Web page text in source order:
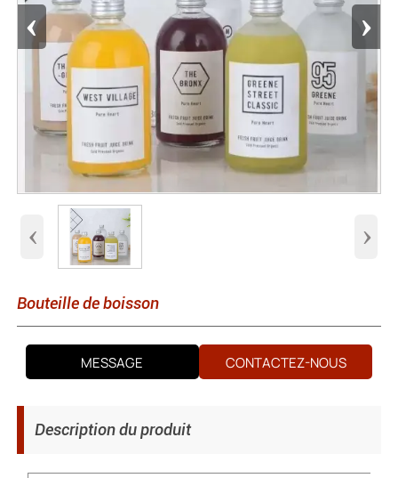
‹ ›
‹ ›
Bouteille de boisson
MESSAGE CONTACTEZ-NOUS
Description du produit